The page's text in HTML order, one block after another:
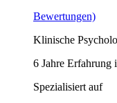
Bewertungen)
Klinische
6 Jahre Erfahrung
Spezialisiert auf